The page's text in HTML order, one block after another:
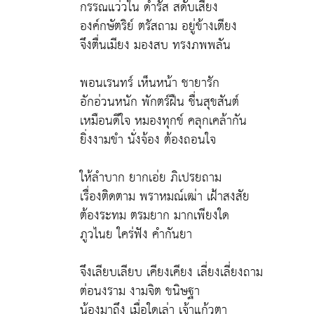
กรรณแว่วใน ดำรัส สดับเสียง
องค์กษัตริย์ ตรัสถาม อยู่ข้างเตียง
จึงตื่นเมียง มองสบ ทรงภพพลัน
พอนเรนทร์ เห็นหน้า ชายารัก
อักอ่วนหนัก พักตร์ฝืน ชื่นสุขสันต์
เหมือนดีใจ หมองทุกข์ คลุกเคล้ากัน
ยิ่งงามขำ นั่งจ้อง ต้องถอนใจ
ให้ลำบาก ยากเอ่ย ภิเปรยถาม
เรื่องติดตาม พราหมณ์เฒ่า เฝ้าสงสัย
ต้องระทม ตรมยาก มากเพียงใด
ภูวไนย ใคร่ฟัง คำกันยา
จึงเลียบเลียบ เคียงเคียง เลี่ยงเลี่ยงถาม
ต่อนงราม งามจิต ขนิษฐา